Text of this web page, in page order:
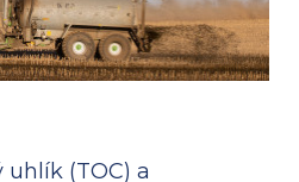
(TOC) a